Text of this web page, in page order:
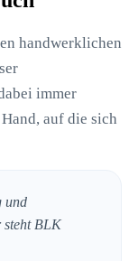
handwerklichen
immer
auf die sich
und
steht BLK